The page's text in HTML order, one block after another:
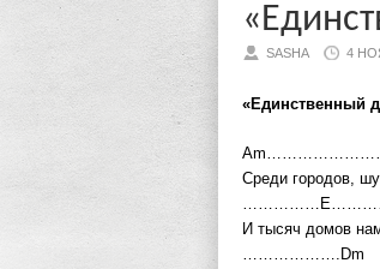
SASHA 4
«Единственный
Среди городов,
И тысяч домов
……………….Dm